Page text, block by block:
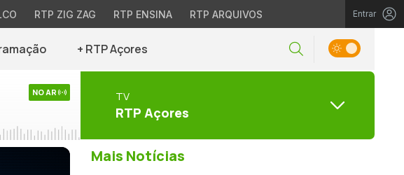
RTP ZIG ZAG RTP ENSINA RTP ARQUIVOS Entrar
+ RTP Açores
NO AR TV
RTP Açores
Mais Notícias